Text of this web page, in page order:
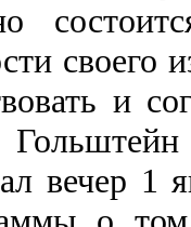
своего
и
вечер 1